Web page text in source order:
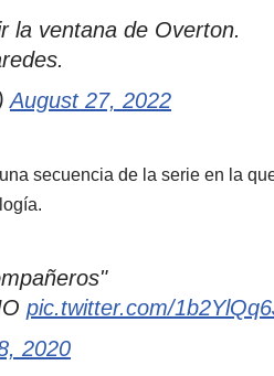
la ventana de Overton.
August 27, 2022
secuencia de la serie en la
pic.twitter.com/
2020